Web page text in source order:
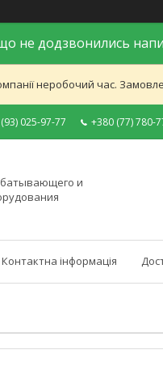
не додзвонились
неробочий час.
025-97-77 +380 (77) 780-
и
Контактна інформація